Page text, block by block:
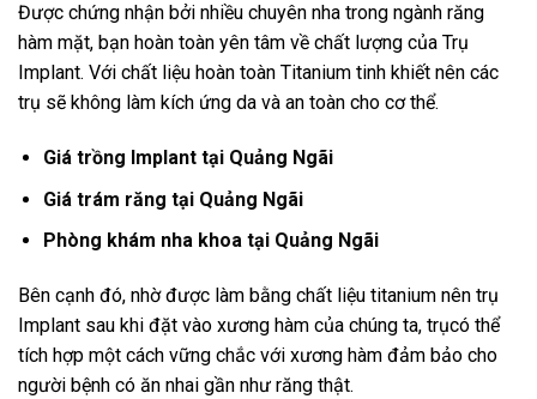
Được chứng nhận bởi nhiều chuyên nha trong ngành răng
hàm mặt, bạn hoàn toàn yên tâm về chất lượng của Trụ
Implant. Với chất liệu hoàn toàn Titanium tinh khiết nên các
trụ sẽ không làm kích ứng da và an toàn cho cơ thể.
Giá trồng Implant tại Quảng Ngãi
Giá trám răng tại Quảng Ngãi
Phòng khám nha khoa tại Quảng Ngãi
Bên cạnh đó, nhờ được làm bằng chất liệu titanium nên trụ
Implant sau khi đặt vào xương hàm của chúng ta, trụcó thể
tích hợp một cách vững chắc với xương hàm đảm bảo cho
người bệnh có ăn nhai gần như răng thật.